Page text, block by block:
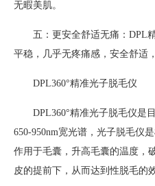
无暇美肌。
五：更安全舒适无痛：DPL精
平稳，几乎无疼痛感，安全舒适
DPL360°精准光子脱毛仪
DPL360°精准光子脱毛仪是目
650-950nm宽光谱，光子脱毛仪
作用于毛囊，升高毛囊的温度，
皮的提前下，从而达到性脱毛的